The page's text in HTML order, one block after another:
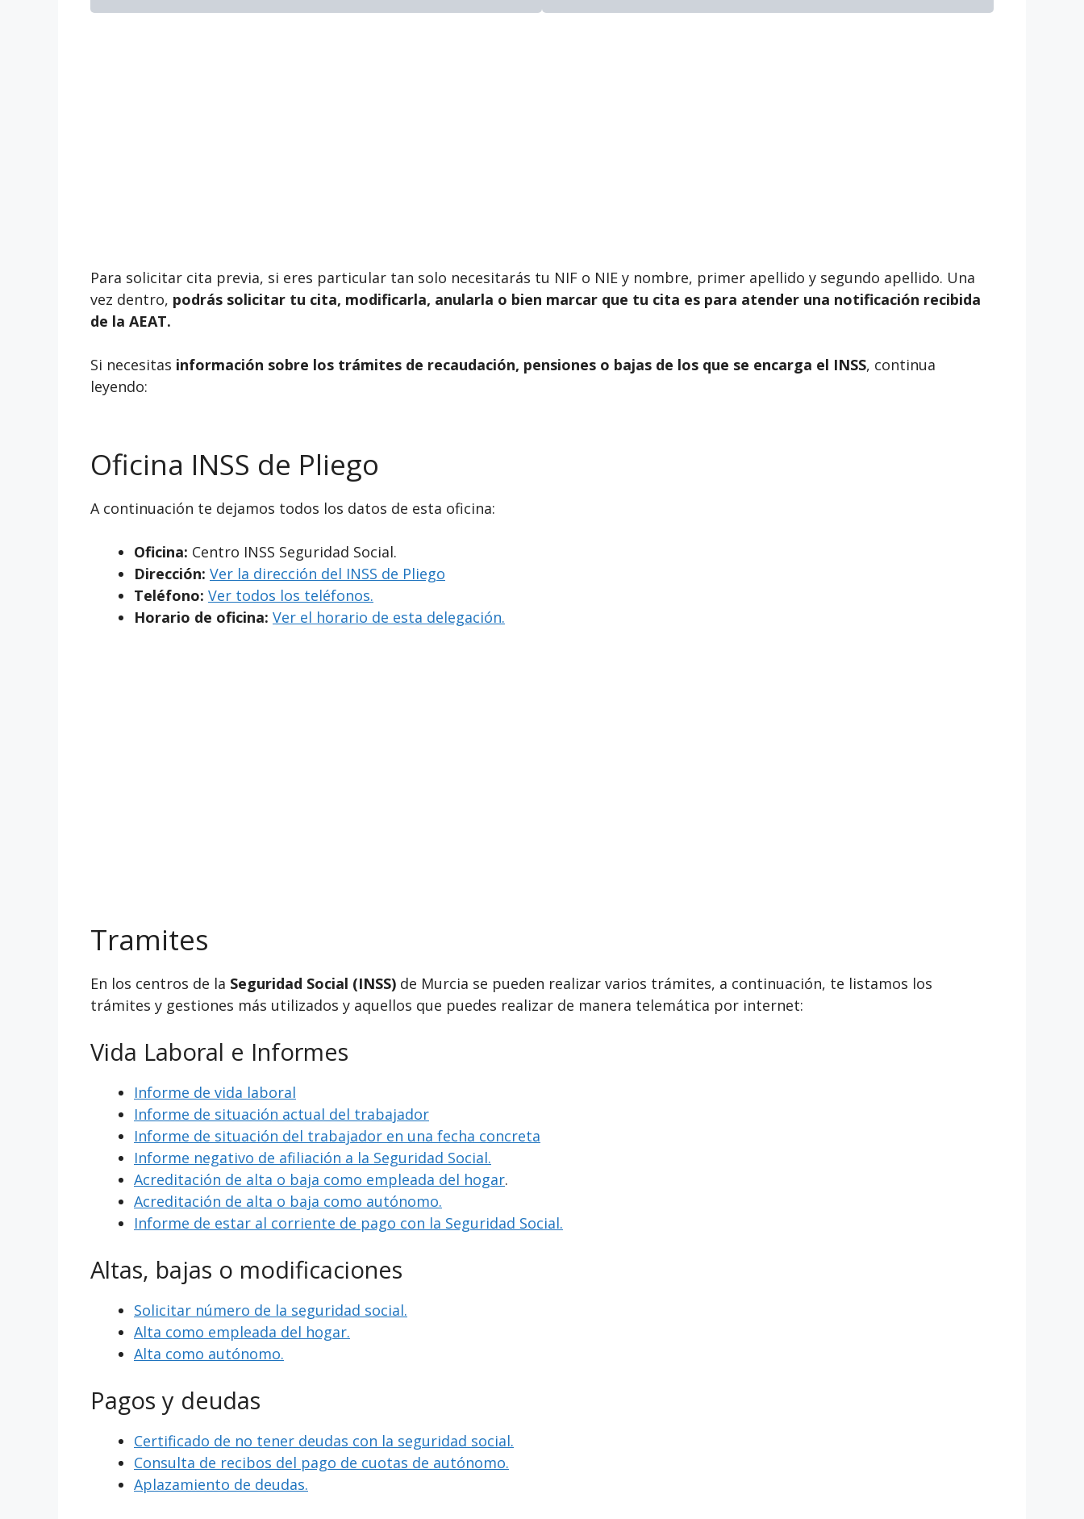
Para solicitar cita previa, si eres particular tan solo necesitarás tu NIF o NIE y nombre, primer apellido y segundo apellido. Una
vez dentro, podrás solicitar tu cita, modificarla, anularla o bien marcar que tu cita es para atender una notificación recibida
de la AEAT.
Si necesitas información sobre los trámites de recaudación, pensiones o bajas de los que se encarga el INSS, continua
leyendo:
Oficina INSS de Pliego
A continuación te dejamos todos los datos de esta oficina:
Oficina: Centro INSS Seguridad Social.
Dirección: Ver la dirección del INSS de Pliego
Teléfono: Ver todos los teléfonos.
Horario de oficina: Ver el horario de esta delegación.
Tramites
En los centros de la Seguridad Social (INSS) de Murcia se pueden realizar varios trámites, a continuación, te listamos los
trámites y gestiones más utilizados y aquellos que puedes realizar de manera telemática por internet:
Vida Laboral e Informes
Informe de vida laboral
Informe de situación actual del trabajador
Informe de situación del trabajador en una fecha concreta
Informe negativo de afiliación a la Seguridad Social.
Acreditación de alta o baja como empleada del hogar.
Acreditación de alta o baja como autónomo.
Informe de estar al corriente de pago con la Seguridad Social.
Altas, bajas o modificaciones
Solicitar número de la seguridad social.
Alta como empleada del hogar.
Alta como autónomo.
Pagos y deudas
Certificado de no tener deudas con la seguridad social.
Consulta de recibos del pago de cuotas de autónomo.
Aplazamiento de deudas.